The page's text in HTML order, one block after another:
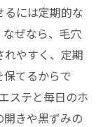
には定期的な
ぜなら、毛穴
れやすく、定期
てるからで
ステと毎日のホ
きや黒ずみの